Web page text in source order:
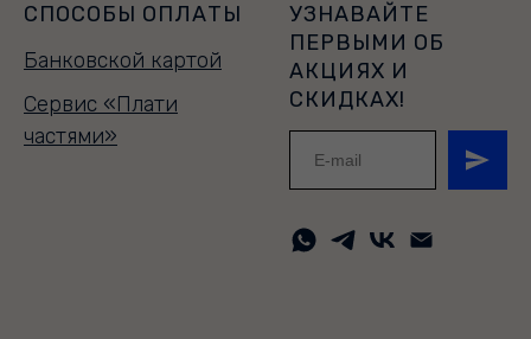
СПОСОБЫ ОПЛАТЫ
Банковской картой
Сервис «Плати
частями»
УЗНАВАЙТЕ
ПЕРВЫМИ ОБ
АКЦИЯХ И
СКИДКАХ!